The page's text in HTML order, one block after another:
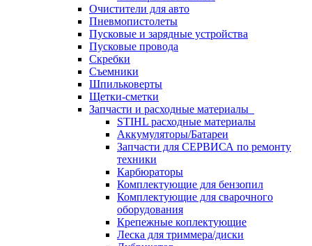
Очистители для авто
Пневмопистолеты
Пусковые и зарядные устройства
Пусковые провода
Скребки
Съемники
Шпильковерты
Щетки-сметки
Запчасти и расходные материалы
STIHL расходные материалы
Аккумуляторы/Батареи
Запчасти для СЕРВИСА по ремонту
техники
Карбюраторы
Комплектующие для бензопил
Комплектующие для сварочного
оборудования
Крепежные коплектующие
Леска для триммера/диски